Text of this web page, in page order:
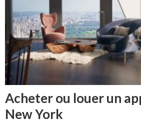
Acheter ou louer un
New York